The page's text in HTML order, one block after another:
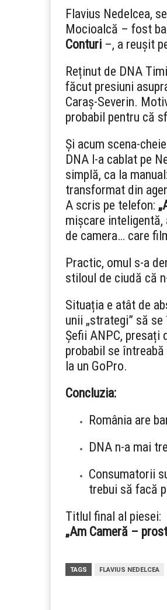
Flavius Nedelcea,
Mocioalcă – fost
Conturi –, a reușit
Reținut de DNA
făcut presiuni
Caraș-Severin.
probabil pentru că
Și acum scena-
DNA l-a cablat pe
simplă, ca la
transformat din
A scris pe telefon:
mișcare
de camera… care
Practic, omul s-a
stiloul de ciudă că
Situația e atât de
unii „strategi” să
Șefii ANPC, presați
probabil se
la un GoPro.
Concluzia:
România are
DNA n-a mai
Consumatorii
trebui să facă
Titlul final al piesei:
„Am Cameră –
TAGS FLAVIUS NEDELCEA